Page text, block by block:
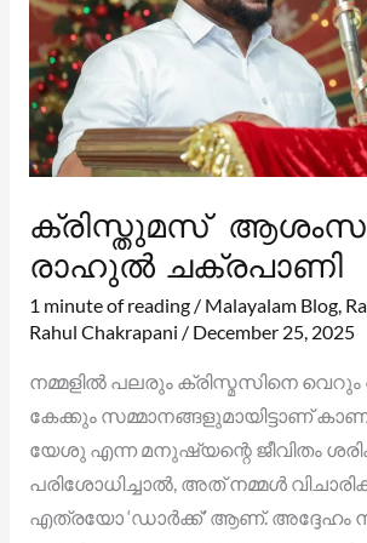
ക്രിസ്തുമസ്
രാഹുൽ ചക്രപാണി
1 minute of reading/ Malayalam Blog,
Rahul Chakrapani / December 25, 2025
നമ്മളിൽ പലരും ക്രിസ്മസിനെ
കേക്കും സമ്മാനങ്ങളുമായിട്ടാണ്
യേശു എന്ന മനുഷ്യന്റെ ജീവിതം
പരിശോധിച്ചാൽ, അത് നമ്മൾ
എത്രയോ ‘ഡാർക്ക്’ ആണ്. അദ്ദേഹം